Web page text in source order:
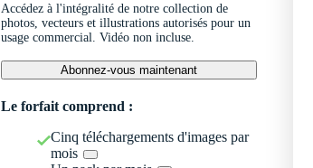
Accédez à l'intégralité de notre collection de
photos, vecteurs et illustrations autorisés pour un
usage commercial. Vidéo non incluse.
Abonnez-vous maintenant
Le forfait comprend :
Cinq téléchargements d'images par
mois